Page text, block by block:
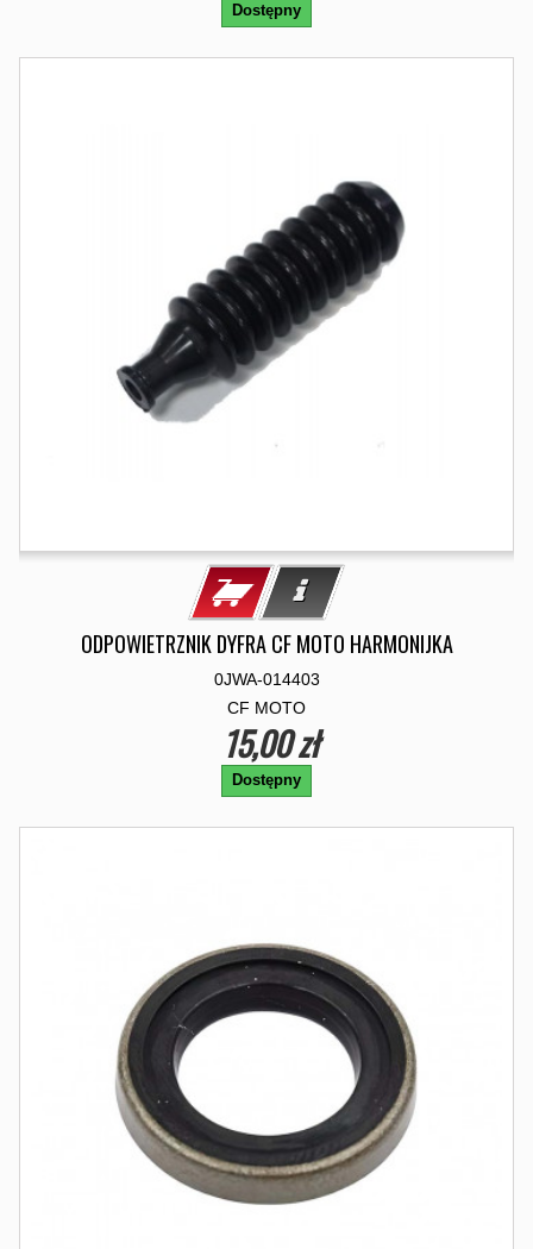
Dostępny
ODPOWIETRZNIK DYFRA CF MOTO HARMONIJKA
0JWA-014403
CF MOTO
15,00 zł
Dostępny